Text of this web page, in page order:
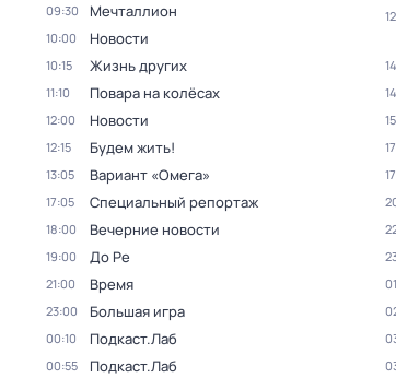
09:30 Мечталлион
10:00 Новости
10:15 Жизнь других
11:10 Повара на колёсах
12:00 Новости
12:15 Будем жить!
13:05 Вариант «Омега»
17:05 Специальный репортаж
18:00 Вечерние новости
19:00 До Ре
21:00 Время
23:00 Большая игра
00:10 Подкаст.Лаб
00:55 Подкаст.Лаб